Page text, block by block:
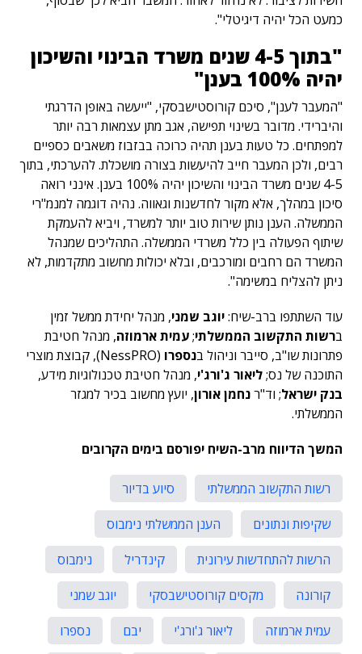
כמעט הכל יהיה דיגיטלי".
"בתוך 4-5 שנים משרד הבינוי והשיכון
יהיה 100% בענן"
"המעבר לענן", סיכם קורוסטישבסקי, "ייעשה באופן הדרגתי
והיברידי. מדובר בשינוי תפישה, אגב מתן עצמאות רבה יותר
למפתחים. כל טעות בענן תהיה כרוכה בבזבוז משאבים כספיים
רבים, ולכן המעבר חייב להיעשות בצורה מושכלת. להערכתי, בתוך
4-5 שנים משרד הבינוי והשיכון יהיה 100% בענן. אינני רואה
סיכון במהלך, אלא מקור לחדשנות וגאווה. נהיה דוגמה למנמ"רי
הממשלה. הענן נותן שירות טוב יותר למשרד, ויביא להעמקת
שיתוף הפעולה בין כלל משרדי הממשלה. התהליכים שמנהל
המשרד הם רחבים ומורכבים, ובלא יכולות מחשוב מתקדמות, לא
ניתן להצליח במשימה".
עוד השתתפו ברב-שיח:יוגב שמני, מנהל יחידת ממשל זמין
ברשות התקשוב הממשלתי;עמית ארמוזה, מנהל חטיבת
פתרונות שו"ב, סייבר וניהול בנספרו
(NessPRO), קבוצת מוצרי
התוכנה של נס;ליאור ג'ורג'י, מנהל חטיבת טכנולוגיות מידע,
בנק ישראל; וד"רנחמן אורון, יועץ מחשוב בכיר למגזר
הממשלתי.
המשך הדיווח מרב-השיח יפורסם בימים הקרובים
רשות התקשוב הממשלתי
סיוע בדיור
שקיפות ונתונים
הענן הממשלתי נימבוס
הרשות להתחדשות עירונית
קינדריל
נימבוס
קורונה
מקסים קורוסטישבסקי
יוגב שמני
עמית ארמוזה
ליאור ג'ורג'י יבם
נספרו